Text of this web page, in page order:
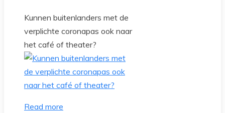
Kunnen buitenlanders met de
verplichte coronapas ook naar
het café of theater?
Read more